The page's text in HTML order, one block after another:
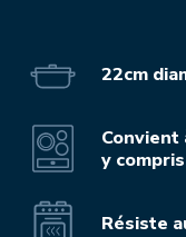
22cm
Convient
y
Résiste